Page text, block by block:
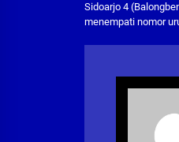
Sidoarjo 4
menempati nomor